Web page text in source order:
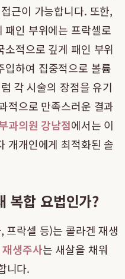
근이 가능합니다. 또한,
패인 부위에는 프락셀로
적으로 깊게 패인 부위
입하여 집중적으로 볼륨
각 시술의 장점을 유기
적으로 만족스러운 결과
과의원 강남점에서는 이
개개인에게 최적화된 솔
복합 요법인가?
프락셀 등)는 콜라겐 재생
생주사는 새살을 채워
니다.